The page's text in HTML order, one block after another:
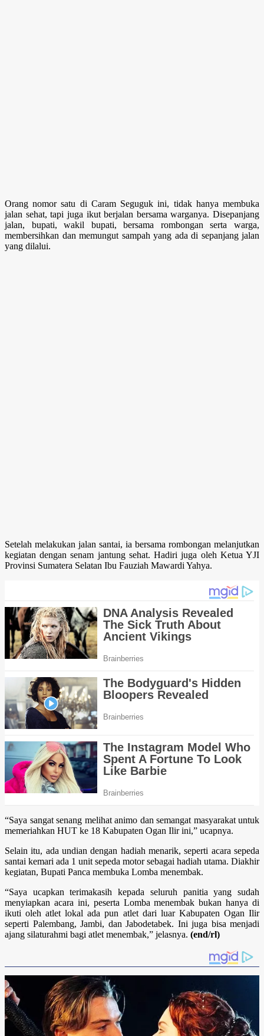
Orang nomor satu di Caram Seguguk ini, tidak hanya membuka
jalan sehat, tapi juga ikut berjalan bersama warganya. Disepanjang
jalan, bupati, wakil bupati, bersama rombongan serta warga,
membersihkan dan memungut sampah yang ada di sepanjang jalan
yang dilalui.
Setelah melakukan jalan santai, ia bersama rombongan melanjutkan
kegiatan dengan senam jantung sehat. Hadiri juga oleh Ketua YJI
Provinsi Sumatera Selatan Ibu Fauziah Mawardi Yahya.
“Saya sangat senang melihat animo dan semangat masyarakat untuk
memeriahkan HUT ke 18 Kabupaten Ogan Ilir ini,” ucapnya.
Selain itu, ada undian dengan hadiah menarik, seperti acara sepeda
santai kemari ada 1 unit sepeda motor sebagai hadiah utama. Diakhir
kegiatan, Bupati Panca membuka Lomba menembak.
“Saya ucapkan terimakasih kepada seluruh panitia yang sudah
menyiapkan acara ini, peserta Lomba menembak bukan hanya di
ikuti oleh atlet lokal ada pun atlet dari luar Kabupaten Ogan Ilir
seperti Palembang, Jambi, dan Jabodetabek. Ini juga bisa menjadi
ajang silaturahmi bagi atlet menembak,” jelasnya. (end/rl)